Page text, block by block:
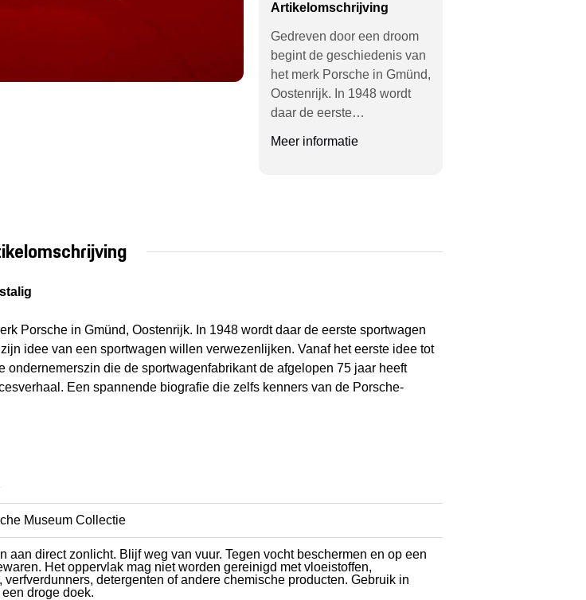
Artikelomschrijving
Gedreven door een droom
begint de geschiedenis van
het merk Porsche in Gmünd,
Oostenrijk. In 1948 wordt
daar de eerste…
Meer informatie
Porsche in Gmünd, Oostenrijk. In 1948 wordt daar de eerste sportwagen
idee van een sportwagen willen verwezenlijken. Vanaf het eerste idee tot
die de sportwagenfabrikant de afgelopen 75 jaar heeft
Een spannende biografie die zelfs kenners van de Porsche-
Museum Collectie
aan direct zonlicht. Blijf weg van vuur. Tegen vocht beschermen en op een
Het oppervlak mag niet worden gereinigd met vloeistoffen,
verfverdunners, detergenten of andere chemische producten. Gebruik in
droge doek.